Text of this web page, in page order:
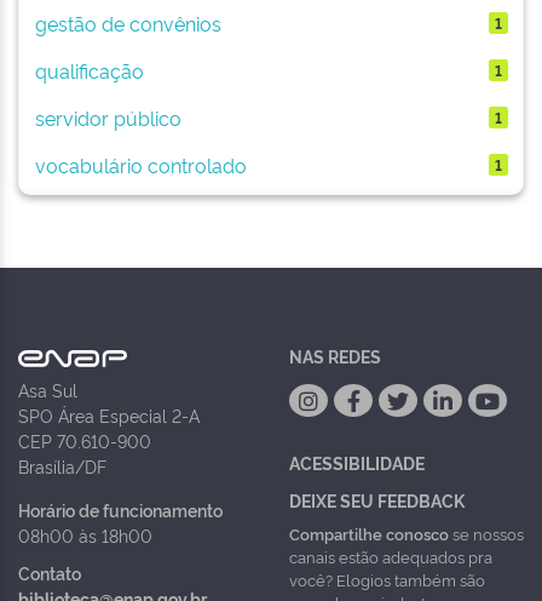
gestão de convênios 1
qualificação 1
servidor público 1
vocabulário controlado 1
Asa Sul
SPO Área Especial 2-A
CEP 70.610-900
Brasília/DF
Horário de funcionamento
08h00 às 18h00
Contato
NAS REDES
ACESSIBILIDADE
DEIXE SEU FEEDBACK
Compartilhe conoscose nossos
canais estão adequados pra
você? Elogios também são